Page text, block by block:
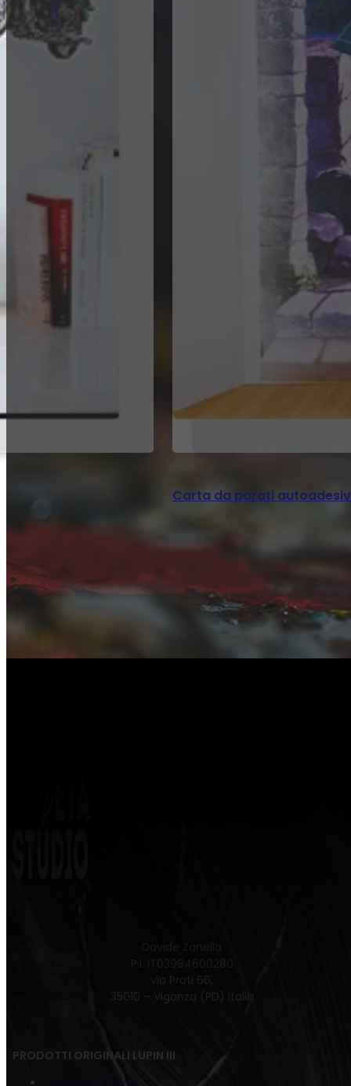
Carta da parati
P.I. IT03994600280
via Prati 66,
35010 – Vigonza (PD) Italia
PRODOTTI ORIGINALI LUPIN III
Juta Fujiko Color